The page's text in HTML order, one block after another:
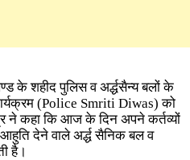
के शहीद पुलिस व अर्द्धसैन्य बलों के
(Police Smriti Diwas) को
ने कहा कि आज के दिन अपने कर्तव्यों
देने वाले अर्द्ध सैनिक बल व
है।